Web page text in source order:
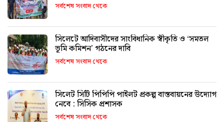
সর্বশেষ সংবাদ থেকে
সিলেটে আদিবাসীদের সাংবিধানিক স্বীকৃতি ও ‘সমতল
ভূমি কমিশন’ গঠনের দাবি
সর্বশেষ সংবাদ থেকে
সিলেট সিটি পিপিপি পাইলট প্রকল্প বাস্তবায়নের উদ্যোগ
নেবে : সিসিক প্রশাসক
সর্বশেষ সংবাদ থেকে